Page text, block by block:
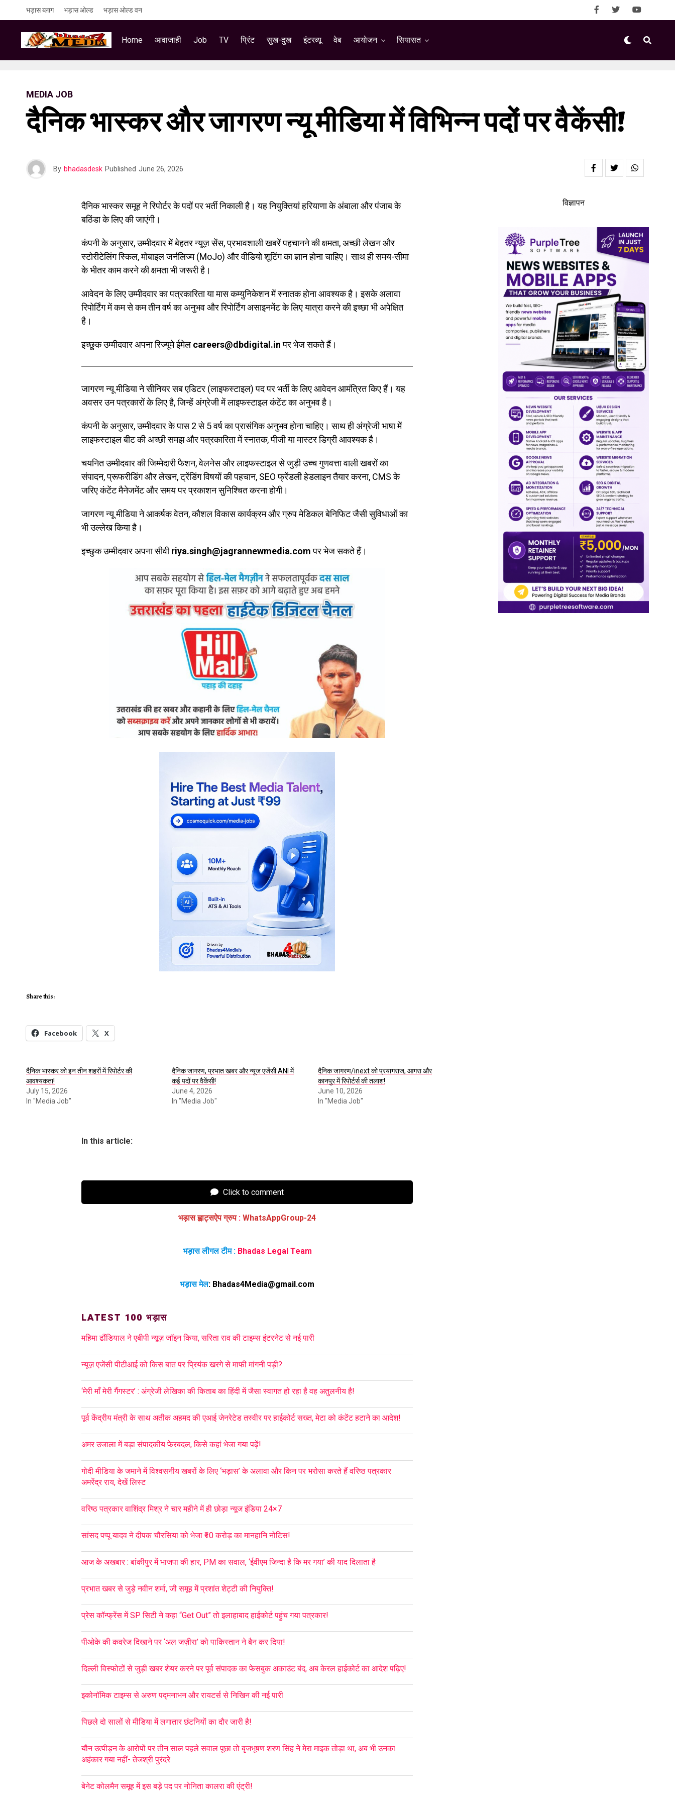
भड़ास ब्लाग भड़ास ओल्ड भड़ास ओल्ड वन
Home आवाजाही Job TV प्रिंट सुख-दुख इंटरव्यू वेब आयोजन सियासत
MEDIA JOB
दैनिक भास्कर और जागरण न्यू मीडिया में विभिन्न पदों पर वैकेंसी!
By bhadasdesk Published June 26, 2026
दैनिक भास्कर समूह ने रिपोर्टर के पदों पर भर्ती निकाली है। यह नियुक्तियां हरियाणा के अंबाला और पंजाब के
बठिंडा के लिए की जाएंगी।
कंपनी के अनुसार, उम्मीदवार में बेहतर न्यूज़ सेंस, प्रभावशाली खबरें पहचानने की क्षमता, अच्छी लेखन और
स्टोरीटेलिंग स्किल, मोबाइल जर्नलिज्म (MoJo) और वीडियो शूटिंग का ज्ञान होना चाहिए। साथ ही समय-सीमा
के भीतर काम करने की क्षमता भी जरूरी है।
आवेदन के लिए उम्मीदवार का पत्रकारिता या मास कम्युनिकेशन में स्नातक होना आवश्यक है। इसके अलावा
रिपोर्टिंग में कम से कम तीन वर्ष का अनुभव और रिपोर्टिंग असाइनमेंट के लिए यात्रा करने की इच्छा भी अपेक्षित
है।
इच्छुक उम्मीदवार अपना रिज्यूमे ईमेल careers@dbdigital.inपर भेज सकते हैं।
जागरण न्यू मीडिया ने सीनियर सब एडिटर (लाइफस्टाइल) पद पर भर्ती के लिए आवेदन आमंत्रित किए हैं। यह
अवसर उन पत्रकारों के लिए है, जिन्हें अंग्रेजी में लाइफस्टाइल कंटेंट का अनुभव है।
कंपनी के अनुसार, उम्मीदवार के पास 2 से 5 वर्ष का प्रासंगिक अनुभव होना चाहिए। साथ ही अंग्रेजी भाषा में
लाइफस्टाइल बीट की अच्छी समझ और पत्रकारिता में स्नातक, पीजी या मास्टर डिग्री आवश्यक है।
चयनित उम्मीदवार की जिम्मेदारी फैशन, वेलनेस और लाइफस्टाइल से जुड़ी उच्च गुणवत्ता वाली खबरों का
संपादन, प्रूफरीडिंग और लेखन, ट्रेंडिंग विषयों की पहचान, SEO फ्रेंडली हेडलाइन तैयार करना, CMS के
जरिए कंटेंट मैनेजमेंट और समय पर प्रकाशन सुनिश्चित करना होगी।
जागरण न्यू मीडिया ने आकर्षक वेतन, कौशल विकास कार्यक्रम और ग्रुप मेडिकल बेनिफिट जैसी सुविधाओं का
भी उल्लेख किया है।
इच्छुक उम्मीदवार अपना सीवीriya.singh@jagrannewmedia.comपर भेज सकते हैं।
Share this:
Facebook X
दैनिक भास्कर को इन तीन शहरों में रिपोर्टर की
आवश्यकता!
July 15, 2026
In "Media Job"
दैनिक जागरण, प्रभात खबर और न्यूज एजेंसी ANI में
कई पदों पर वैकेंसी!
June 4, 2026
In "Media Job"
दैनिक जागरण/inext को प्रयागराज, आगरा और
कानपुर में रिपोर्टर्स की तलाश!
June 10, 2026
In "Media Job"
In this article:
Click to comment
भड़ास ह्वाट्सऐप ग्रुप : WhatsAppGroup-24
भड़ास लीगल टीम : Bhadas Legal Team
भड़ास मेल: Bhadas4Media@gmail.com
LATEST 100 भड़ास
महिमा ढौंडियाल ने एबीपी न्यूज़ जॉइन किया, सरिता राव की टाइम्स इंटरनेट से नई पारी
न्यूज़ एजेंसी पीटीआई को किस बात पर प्रियंक खरगे से माफी मांगनी पड़ी?
‘मेरी माँ मेरी गैंगस्टर’ : अंग्रेजी लेखिका की किताब का हिंदी में जैसा स्वागत हो रहा है वह अतुलनीय है!
पूर्व केंद्रीय मंत्री के साथ अतीक अहमद की एआई जेनरेटेड तस्वीर पर हाईकोर्ट सख्त, मेटा को कंटेंट हटाने का आदेश!
अमर उजाला में बड़ा संपादकीय फेरबदल, किसे कहां भेजा गया पढ़ें!
गोदी मीडिया के जमाने में विश्वसनीय खबरों के लिए ‘भड़ास’ के अलावा और किन पर भरोसा करते हैं वरिष्ठ पत्रकार
अमरेंद्र राय, देखें लिस्ट
वरिष्ठ पत्रकार वाशिंद्र मिश्र ने चार महीने में ही छोड़ा न्यूज इंडिया 24×7
सांसद पप्पू यादव ने दीपक चौरसिया को भेजा ₹10 करोड़ का मानहानि नोटिस!
आज के अखबार : बांकीपुर में भाजपा की हार, PM का सवाल, ‘ईवीएम जिन्दा है कि मर गया’ की याद दिलाता है
प्रभात खबर से जुड़े नवीन शर्मा, जी समूह में प्रशांत शेट्टी की नियुक्ति!
प्रेस कॉन्फ्रेंस में SP सिटी ने कहा “Get Out” तो इलाहाबाद हाईकोर्ट पहुंच गया पत्रकार!
पीओके की कवरेज दिखाने पर ‘अल जज़ीरा’ को पाकिस्तान ने बैन कर दिया!
दिल्ली विस्फोटों से जुड़ी खबर शेयर करने पर पूर्व संपादक का फेसबुक अकाउंट बंद, अब केरल हाईकोर्ट का आदेश पढ़िए!
इकोनॉमिक टाइम्स से अरुण पद्मनाभन और रायटर्स से निखिन की नई पारी
पिछले दो सालों से मीडिया में लगातार छंटनियों का दौर जारी है!
यौन उत्पीड़न के आरोपों पर तीन साल पहले सवाल पूछा तो बृजभूषण शरण सिंह ने मेरा माइक तोड़ा था, अब भी उनका
अहंकार गया नहीं- तेजश्री पुरंदरे
बेनेट कोलमैन समूह में इस बड़े पद पर नोनिता कालरा की एंट्री!
विज्ञापन